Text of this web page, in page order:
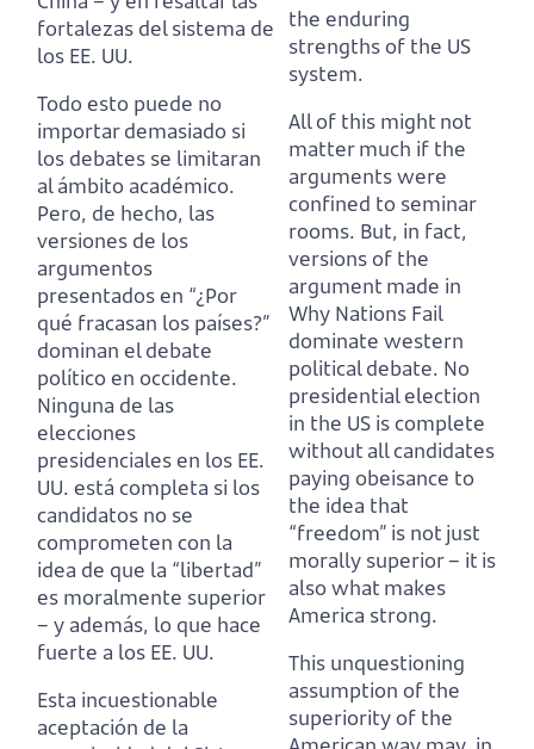
fortalezas del sistema de
los EE. UU.
Todo esto puede no
importar demasiado si
los debates se limitaran
al ámbito académico.
Pero, de hecho, las
versiones de los
argumentos
presentados en “¿Por
qué fracasan los países?”
dominan el debate
político en occidente.
Ninguna de las
elecciones
presidenciales en los EE.
UU. está completa si los
candidatos no se
comprometen con la
idea de que la “libertad”
es moralmente superior
– y además, lo que hace
fuerte a los EE. UU.
Esta incuestionable
aceptación de la
the enduring
strengths of the US
system.
All of this might not
matter much if the
arguments were
confined to seminar
rooms. But, in fact,
versions of the
argument made in
Why Nations Fail
dominate western
political debate. No
presidential election
in the US is complete
without all candidates
paying obeisance to
the idea that
“freedom” is not just
morally superior – it is
also what makes
America strong.
This unquestioning
assumption of the
superiority of the